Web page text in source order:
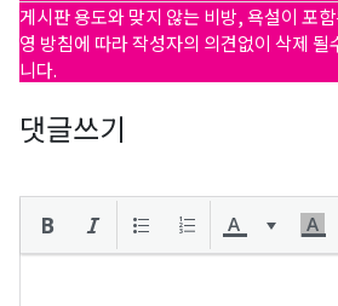
게시판 용도와 맞지 않는 비방, 욕설이 포
영 방침에 따라 작성자의 의견없이 삭제
니다.
댓글쓰기